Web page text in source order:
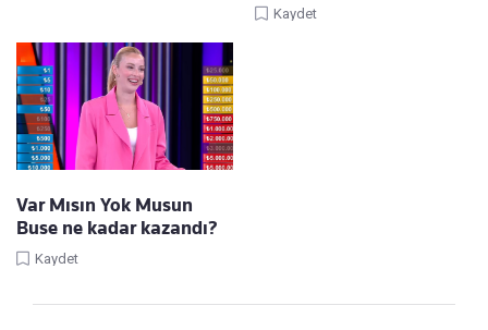
Kaydet
Var Mısın Yok Musun
Buse ne kadar kazandı?
Kaydet